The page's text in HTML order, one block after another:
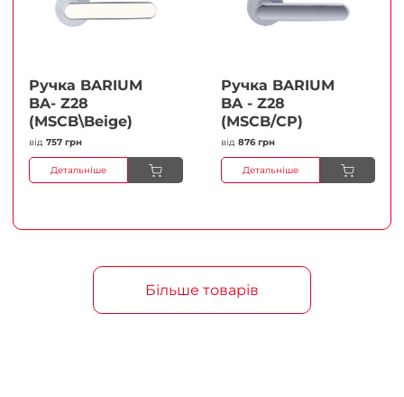
Ручка BARIUM
BA- Z28
(MSCB\Beige)
від 757 грн
Детальніше
Ручка BARIUM
BA - Z28
(MSCB/CP)
від 876 грн
Детальніше
Більше товарів